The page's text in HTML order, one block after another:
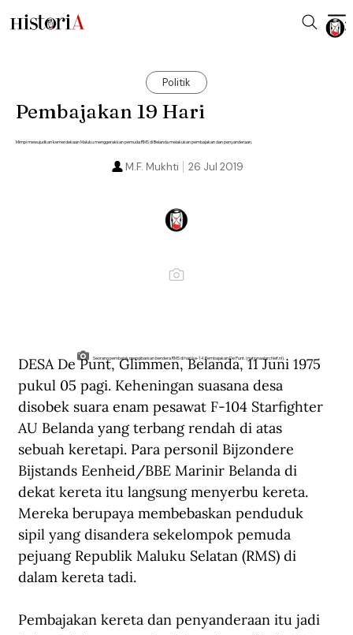
Politik
Pembajakan 19 Hari
Mimpi mewujudkan kemerdekaan Maluku menggerakkan pemuda RMS di Belanda melakukan pembajakan dan penyanderaan.
26 Jul 2019
M.F. Mukhti
Seorang pembajak mengibarkan bendera RMS di hari ke-14 Pembajakan De Punt. (nationaalarchief.nl).
DESA De Punt, Glimmen, Belanda, 11 Juni 1975
pukul 05 pagi. Keheningan suasana desa
disobek suara enam pesawat F-104 Starfighter
AU Belanda yang terbang rendah di atas
sebuah keretapi. Para personil Bijzondere
Bijstands Eenheid/BBE Marinir Belanda di
dekat kereta itu langsung menyerbu kereta.
Mereka berupaya membebaskan penduduk
sipil yang disandera sekelompok pemuda
pejuang Republik Maluku Selatan (RMS) di
dalam kereta tadi.
Pembajakan kereta dan penyanderaan itu jadi